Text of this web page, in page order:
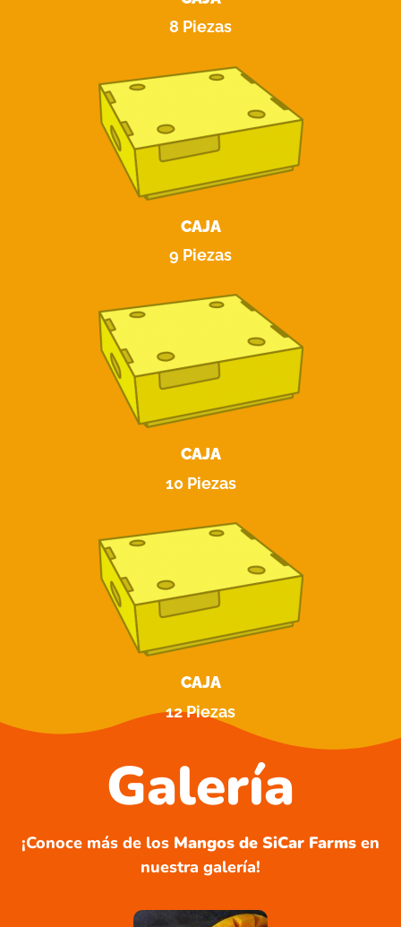
8 Piezas
CAJA
9 Piezas
CAJA
10 Piezas
CAJA
12 Piezas
Galería
¡Conoce más de los Mangos de SiCar Farms en
nuestra galería!